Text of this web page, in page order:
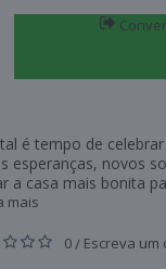
é tempo de
esperanças, novos
a casa mais bonita
mais
0/ Escreva um